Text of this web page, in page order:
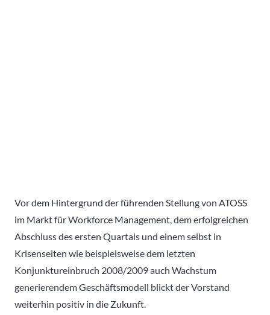
Vor dem Hintergrund der führenden Stellung von ATOSS
im Markt für Workforce Management, dem erfolgreichen
Abschluss des ersten Quartals und einem selbst in
Krisenseiten wie beispielsweise dem letzten
Konjunktureinbruch 2008/2009 auch Wachstum
generierendem Geschäftsmodell blickt der Vorstand
weiterhin positiv in die Zukunft.